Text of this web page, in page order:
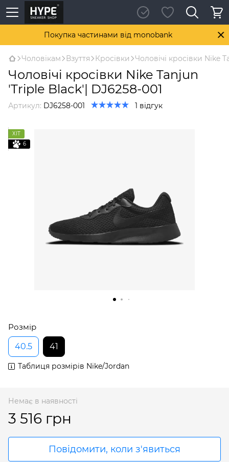
Покупка частинами від monobank
Чоловікам Взуття Кросівки Чоловічі кросівки Nike
Чоловічі кросівки Nike Tanjun
'Triple Black'| DJ6258-001
Артикул: DJ6258-001 1 відгук
ХІТ
6
Розмір
40.5
41
Таблиця розмірів Nike/Jordan
Немає в наявності
3 516 грн
Повідомити, коли з'явиться